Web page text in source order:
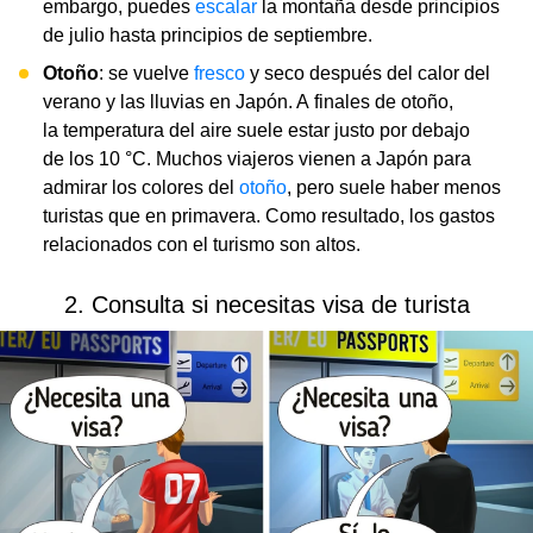
embargo, puedes escalar la montaña desde principios
de julio hasta principios de septiembre.
Otoño: se vuelve fresco y seco después del calor del
verano y las lluvias en Japón. A finales de otoño,
la temperatura del aire suele estar justo por debajo
de los 10 °C. Muchos viajeros vienen a Japón para
admirar los colores del otoño, pero suele haber menos
turistas que en primavera. Como resultado, los gastos
relacionados con el turismo son altos.
2. Consulta si necesitas visa de turista